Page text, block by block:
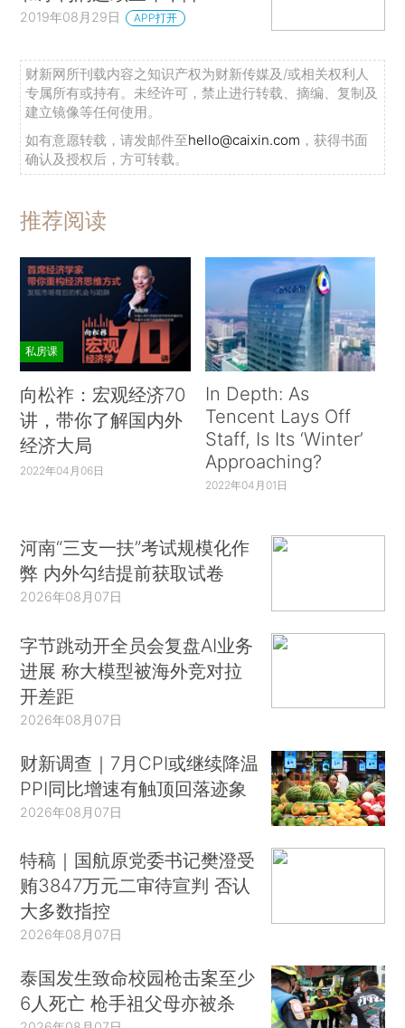
2019年08月29日 APP打开
财新网所刊载内容之知识产权为财新传媒及/或相关权利人
专属所有或持有。未经许可，禁止进行转载、摘编、复制及
建立镜像等任何使用。
如有意愿转载，请发邮件至hello@caixin.com ，获得书面
确认及授权后，方可转载。
推荐阅读
私房课
向松祚：宏观经济70
讲，带你了解国内外
经济大局
2022年04月06日
In Depth: As
Tencent Lays Off
Staff, Is Its ‘Winter’
Approaching?
2022年04月01日
河南“三支一扶”考试规模化作
弊 内外勾结提前获取试卷
2026年08月07日
字节跳动开全员会复盘AI业务
进展 称大模型被海外竞对拉
开差距
2026年08月07日
财新调查｜7月CPI或继续降温
PPI同比增速有触顶回落迹象
2026年08月07日
特稿｜国航原党委书记樊澄受
贿3847万元二审待宣判 否认
大多数指控
2026年08月07日
泰国发生致命校园枪击案至少
6人死亡 枪手祖父母亦被杀